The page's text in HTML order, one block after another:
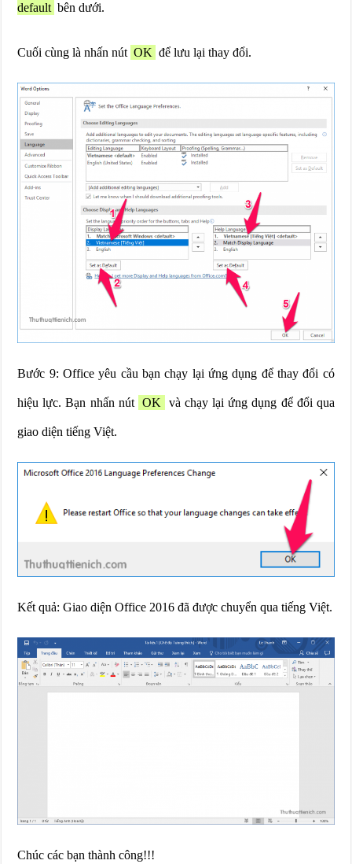
default bên dưới.
Cuối cùng là nhấn nút OK để lưu lại thay đổi.
Bước 9: Office yêu cầu bạn chạy lại ứng dụng để thay đổi có
hiệu lực. Bạn nhấn nút OK và chạy lại ứng dụng để đổi qua
giao diện tiếng Việt.
Kết quả: Giao diện Office 2016 đã được chuyển qua tiếng Việt.
Chúc các bạn thành công!!!